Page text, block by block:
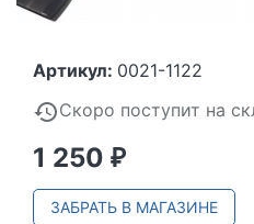
Артикул: 0021-1122
Скоро поступит на
1 250 ₽
ЗАБРАТЬ В МАГАЗИНЕ